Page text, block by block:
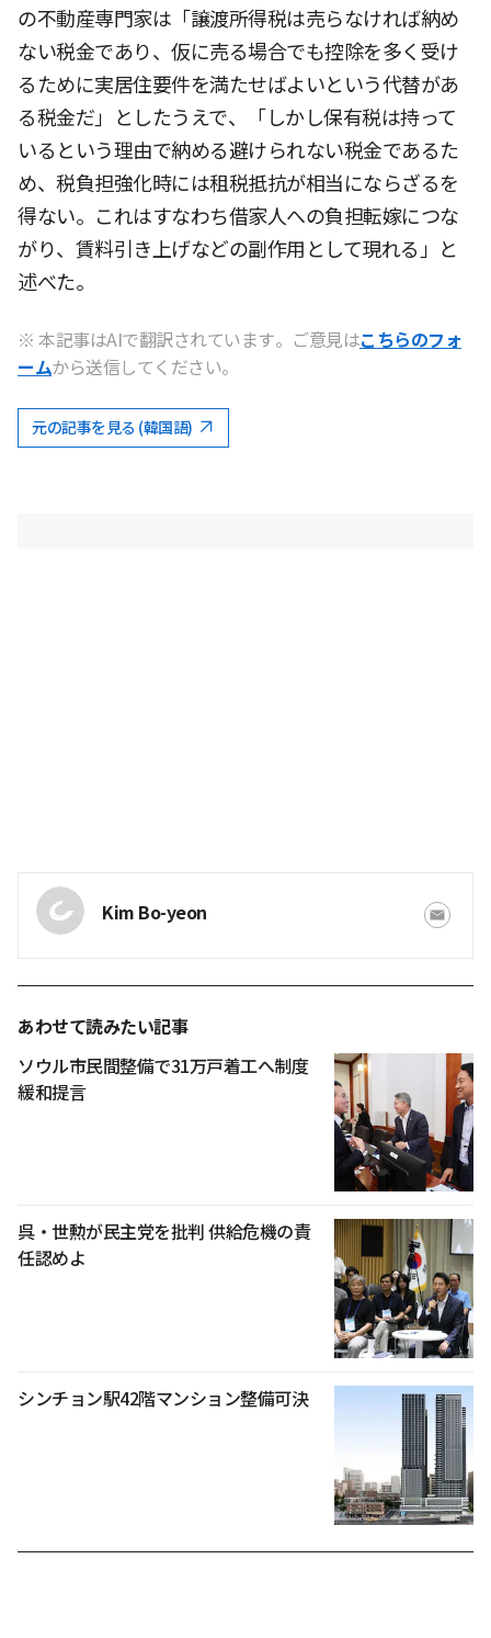
の不動産専門家は「譲渡所得税は売らなければ納め
ない税金であり、仮に売る場合でも控除を多く受け
るために実居住要件を満たせばよいという代替があ
る税金だ」としたうえで、「しかし保有税は持って
いるという理由で納める避けられない税金であるた
め、税負担強化時には租税抵抗が相当にならざるを
得ない。これはすなわち借家人への負担転嫁につな
がり、賃料引き上げなどの副作用として現れる」と
述べた。
※ 本記事はAIで翻訳されています。ご意見はこちらのフォ
ームから送信してください。
元の記事を見る (韓国語)
Kim Bo-yeon
あわせて読みたい記事
ソウル市民間整備で31万戸着工へ制度
緩和提言
呉・世勲が民主党を批判 供給危機の責
任認めよ
シンチョン駅42階マンション整備可決